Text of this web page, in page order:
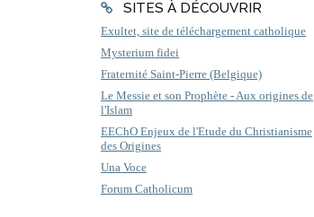
SITES À DÉCOUVRIR
Exultet, site de téléchargement catholique
Mysterium fidei
Fraternité Saint-Pierre (Belgique)
Le Messie et son Prophète - Aux origines de
l'Islam
EEChO Enjeux de l'Etude du Christianisme
des Origines
Una Voce
Forum Catholicum